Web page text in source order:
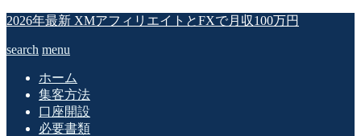
2026年最新 XMアフィリエイトとFXで月収100万円
search menu
ホーム
集客方法
口座開設
必要書類